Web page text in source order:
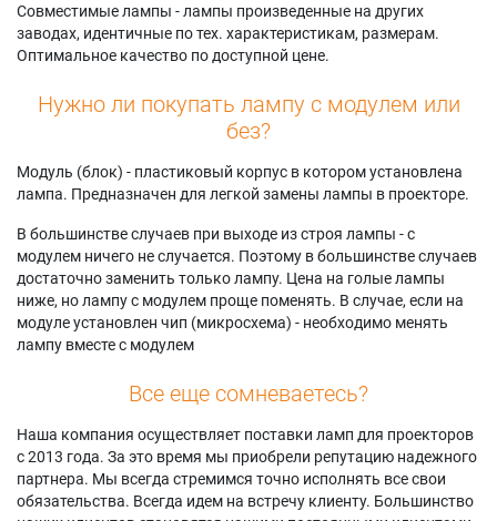
Panasonic PT-
VW540E
Panasonic PT-
Panasonic PT-
VW545N
Panasonic PT-
Panasonic PT-
VW545NEJ
Panasonic PT-
VW545NU
Panasonic PT-VX600
VX615NEJ
Panasonic PT-
VX615NJ
VX615NU
Panasonic PT-VX680
Panasonic PT-
VZ470A
VZ470AJ
Panasonic PT-
VZ470D
Panasonic PT-
VZ470E
Panasonic PT-
VZ580EJ
Panasonic PT-
VZ585N
Panasonic PT-
Panasonic PT-
VZ585NEJ
Panasonic PT-
VZ585NJ
Panasonic PT-
Совместимые лампы - лампы произведенные на других
заводах, идентичные по тех. характеристикам, размерам.
Оптимальное качество по доступной цене.
Нужно ли покупать лампу с модулем или
без?
Модуль (блок) - пластиковый корпус в котором установлена
лампа. Предназначен для легкой замены лампы в проекторе.
В большинстве случаев при выходе из строя лампы - с
модулем ничего не случается. Поэтому в большинстве случаев
достаточно заменить только лампу. Цена на голые лампы
ниже, но лампу с модулем проще поменять. В случае, если на
модуле установлен чип (микросхема) - необходимо менять
лампу вместе с модулем
Все еще сомневаетесь?
Наша компания осуществляет поставки ламп для проекторов
с 2013 года. За это время мы приобрели репутацию надежного
партнера. Мы всегда стремимся точно исполнять все свои
обязательства. Всегда идем на встречу клиенту. Большинство